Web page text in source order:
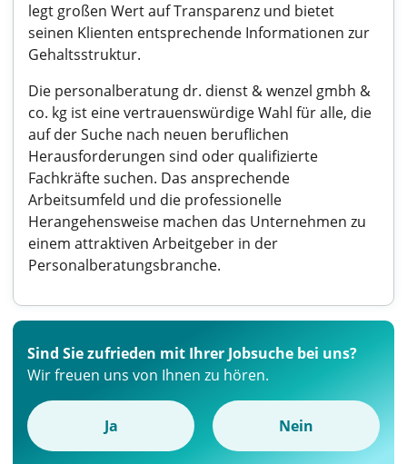
legt großen Wert auf Transparenz und bietet
seinen Klienten entsprechende Informationen zur
Gehaltsstruktur.
Die personalberatung dr. dienst & wenzel gmbh &
co. kg ist eine vertrauenswürdige Wahl für alle, die
auf der Suche nach neuen beruflichen
Herausforderungen sind oder qualifizierte
Fachkräfte suchen. Das ansprechende
Arbeitsumfeld und die professionelle
Herangehensweise machen das Unternehmen zu
einem attraktiven Arbeitgeber in der
Personalberatungsbranche.
Sind Sie zufrieden mit Ihrer Jobsuche bei uns?
Wir freuen uns von Ihnen zu hören.
Ja Nein